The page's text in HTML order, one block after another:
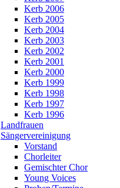
Kerb 2006
Kerb 2005
Kerb 2004
Kerb 2003
Kerb 2002
Kerb 2001
Kerb 2000
Kerb 1999
Kerb 1998
Kerb 1997
Kerb 1996
Landfrauen
Sängervereinigung
Vorstand
Chorleiter
Gemischter Chor
Young Voices